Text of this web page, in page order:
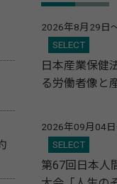
2026年8月29日
SELECT
日本産業保健
る労働者像と
2026年09月04
SELECT
第67回日本人